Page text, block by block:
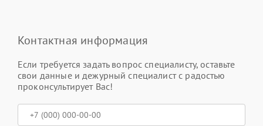
Контактная информация
Если требуется задать вопрос специалисту, оставьте
свои данные и дежурный специалист с радостью
проконсультирует Вас!